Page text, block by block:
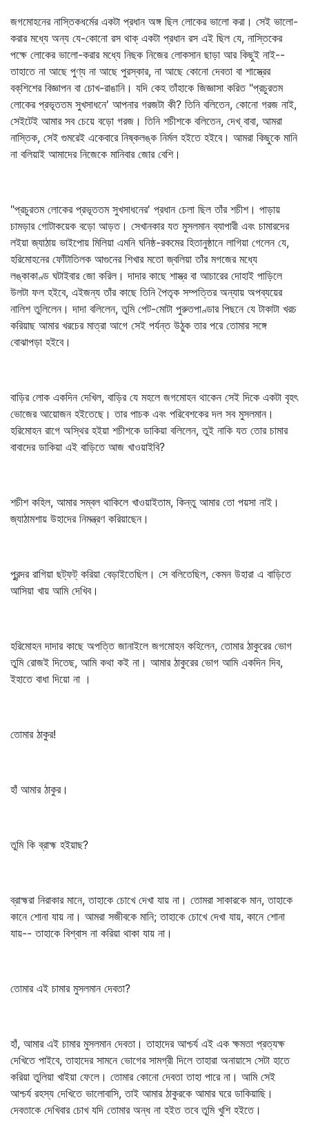
জগমোহনের নাস্তিকধর্মের একটা প্রধান অঙ্গ ছিল লোকের ভালো করা। সেই ভালো-
করার মধ্যে অন্য যে-কোনো রস থাক্‌ একটা প্রধান রস এই ছিল যে, নাস্তিকের
পক্ষে লোকের ভালো-করার মধ্যে নিছক নিজের লোকসান ছাড়া আর কিছুই নাই--
তাহাতে না আছে পুণ্য না আছে পুরস্কার, না আছে কোনো দেবতা বা শাস্ত্রের
বক্‌শিশের বিজ্ঞাপন বা চোখ-রাঙানি। যদি কেহ তাঁহাকে জিজ্ঞাসা করিত "প্রচুরতম
লোকের প্রভূততম সুখসাধনে' আপনার গরজটা কী? তিনি বলিতেন, কোনো গরজ নাই,
সেইটেই আমার সব চেয়ে বড়ো গরজ। তিনি শচীশকে বলিতেন, দেখ্‌ বাবা, আমরা
নাস্তিক, সেই গুমরেই একেবারে নিষ্কলঙ্ক নির্মল হইতে হইবে। আমরা কিছুকে মানি
না বলিয়াই আমাদের নিজেকে মানিবার জোর বেশি।
"প্রচুরতম লোকের প্রভূততম সুখসাধনের' প্রধান চেলা ছিল তাঁর শচীশ। পাড়ায়
চামড়ার গোটাকয়েক বড়ো আড়ত। সেখানকার যত মুসলমান ব্যাপারী এবং চামারদের
লইয়া জ্যাঠায় ভাইপোয় মিলিয়া এমনি ঘনিষ্ঠ-রকমের হিতানুষ্ঠানে লাগিয়া গেলেন যে,
হরিমোহনের ফোঁটাতিলক আগুনের শিখার মতো জ্বলিয়া তাঁর মগজের মধ্যে
লঙ্কাকাণ্ড ঘটাইবার জো করিল। দাদার কাছে শাস্ত্র বা আচারের দোহাই পাড়িলে
উলটা ফল হইবে, এইজন্য তাঁর কাছে তিনি পৈতৃক সম্পত্তির অন্যায় অপব্যয়ের
নালিশ তুলিলেন। দাদা বলিলেন, তুমি পেট-মোটা পুরুতপাণ্ডার পিছনে যে টাকাটা খরচ
করিয়াছ আমার খরচের মাত্রা আগে সেই পর্যন্ত উঠুক তার পরে তোমার সঙ্গে
বোঝাপড়া হইবে।
বাড়ির লোক একদিন দেখিল, বাড়ির যে মহলে জগমোহন থাকেন সেই দিকে একটা বৃহৎ
ভোজের আয়োজন হইতেছে। তার পাচক এবং পরিবেশকের দল সব মুসলমান।
হরিমোহন রাগে অস্থির হইয়া শচীশকে ডাকিয়া বলিলেন, তুই নাকি যত তোর চামার
বাবাদের ডাকিয়া এই বাড়িতে আজ খাওয়াইবি?
শচীশ কহিল, আমার সম্বল থাকিলে খাওয়াইতাম, কিন্তু আমার তো পয়সা নাই।
জ্যাঠামশায় উহাদের নিমন্ত্রণ করিয়াছেন।
পুরন্দর রাগিয়া ছট্‌ফট্‌ করিয়া বেড়াইতেছিল। সে বলিতেছিল, কেমন উহারা এ বাড়িতে
আসিয়া খায় আমি দেখিব।
হরিমোহন দাদার কাছে অপত্তি জানাইলে জগমোহন কহিলেন, তোমার ঠাকুরের ভোগ
তুমি রোজই দিতেছ, আমি কথা কই না। আমার ঠাকুরের ভোগ আমি একদিন দিব,
ইহাতে বাধা দিয়ো না ।
তোমার ঠাকুর!
হাঁ আমার ঠাকুর।
তুমি কি ব্রাহ্ম হইয়াছ?
ব্রাহ্মরা নিরাকার মানে, তাহাকে চোখে দেখা যায় না। তোমরা সাকারকে মান, তাহাকে
কানে শোনা যায় না। আমরা সজীবকে মানি; তাহাকে চোখে দেখা যায়, কানে শোনা
যায়-- তাহাকে বিশ্বাস না করিয়া থাকা যায় না।
তোমার এই চামার মুসলমান দেবতা?
হাঁ, আমার এই চামার মুসলমান দেবতা। তাহাদের আশ্চর্য এই এক ক্ষমতা প্রত্যক্ষ
দেখিতে পাইবে, তাহাদের সামনে ভোগের সামগ্রী দিলে তাহারা অনায়াসে সেটা হাতে
করিয়া তুলিয়া খাইয়া ফেলে। তোমার কোনো দেবতা তাহা পারে না। আমি সেই
আশ্চর্য রহস্য দেখিতে ভালোবাসি, তাই আমার ঠাকুরকে আমার ঘরে ডাকিয়াছি।
দেবতাকে দেখিবার চোখ যদি তোমার অন্ধ না হইত তবে তুমি খুশি হইতে।